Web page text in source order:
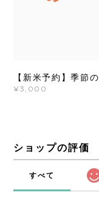
【新米予約】季節
¥3,000
ショップの評価
すべて